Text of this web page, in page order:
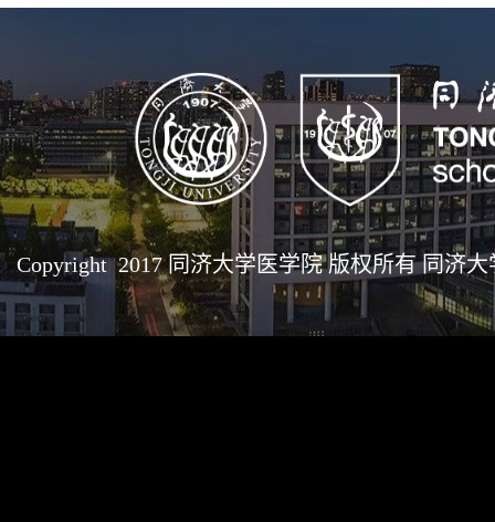
Copyright 2017 同济大学医学院 版权所有 同济